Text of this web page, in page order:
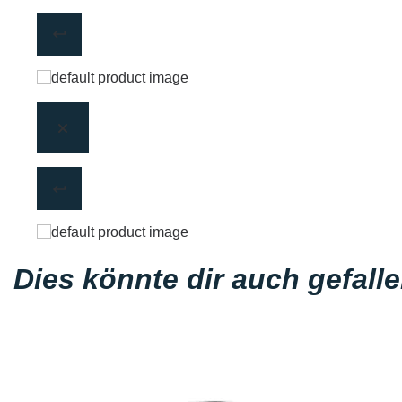
Dies könnte dir auch